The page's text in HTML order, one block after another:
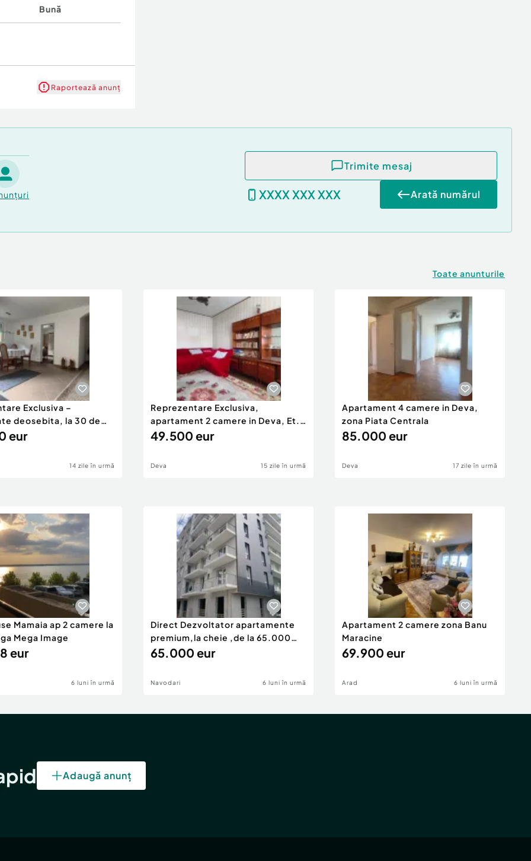
Bună
Raportează anunț
Trimite mesaj
XXXX XXX XXX Arată numărul
Toate anunturile
Exclusiva –
deosebita, la 30 de
Dev
eur
14 zile în urmă
Reprezentare Exclusiva,
apartament 2 camere in Deva, Et.
3–Zamfirescu
49.500 eur
Deva 15 zile în urmă
Apartament 4 camere in Deva,
zona Piata Centrala
85.000 eur
Deva 17 zile în urmă
Mamaia ap 2 camere la
Mega Image
eur
6 luni în urmă
Direct Dezvoltator apartamente
premium,la cheie ,de la 65.000
eur
65.000 eur
Navodari 6 luni în urmă
Apartament 2 camere zona Banu
Maracine
69.900 eur
Arad 6 luni în urmă
Adaugă anunț